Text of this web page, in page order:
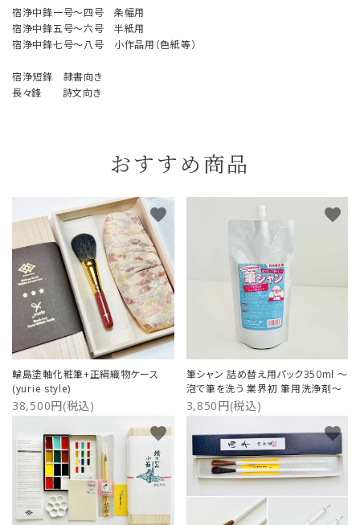
宿浄中鋒一号～四号 条幅用
宿浄中鋒五号～六号 半紙用
宿浄中鋒七号～八号 小作品用（色紙等）
宿浄短鋒 隷書向き
長々鋒 詩文向き
おすすめ商品
輪島塗軸化粧筆+正絹織物ケース
(yurie style)
38,500円(税込)
favorite
筆シャン 詰め替え用パック350ml ～
泡で筆を洗う 業界初 筆用洗浄剤～
3,850円(税込)
favorite
favorite favorite